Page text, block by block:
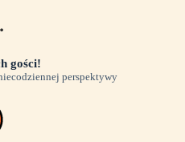
gości!
perspektywy